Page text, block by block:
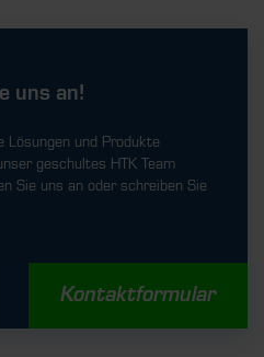
uns an!
Lösungen und Produkte
geschultes HTK Team
Sie uns an oder schreiben Sie
Kontaktformular